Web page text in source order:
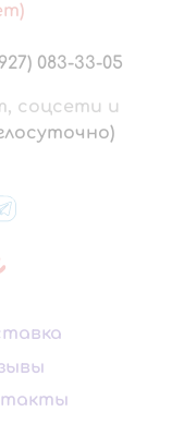
083-33-05
соцсети и